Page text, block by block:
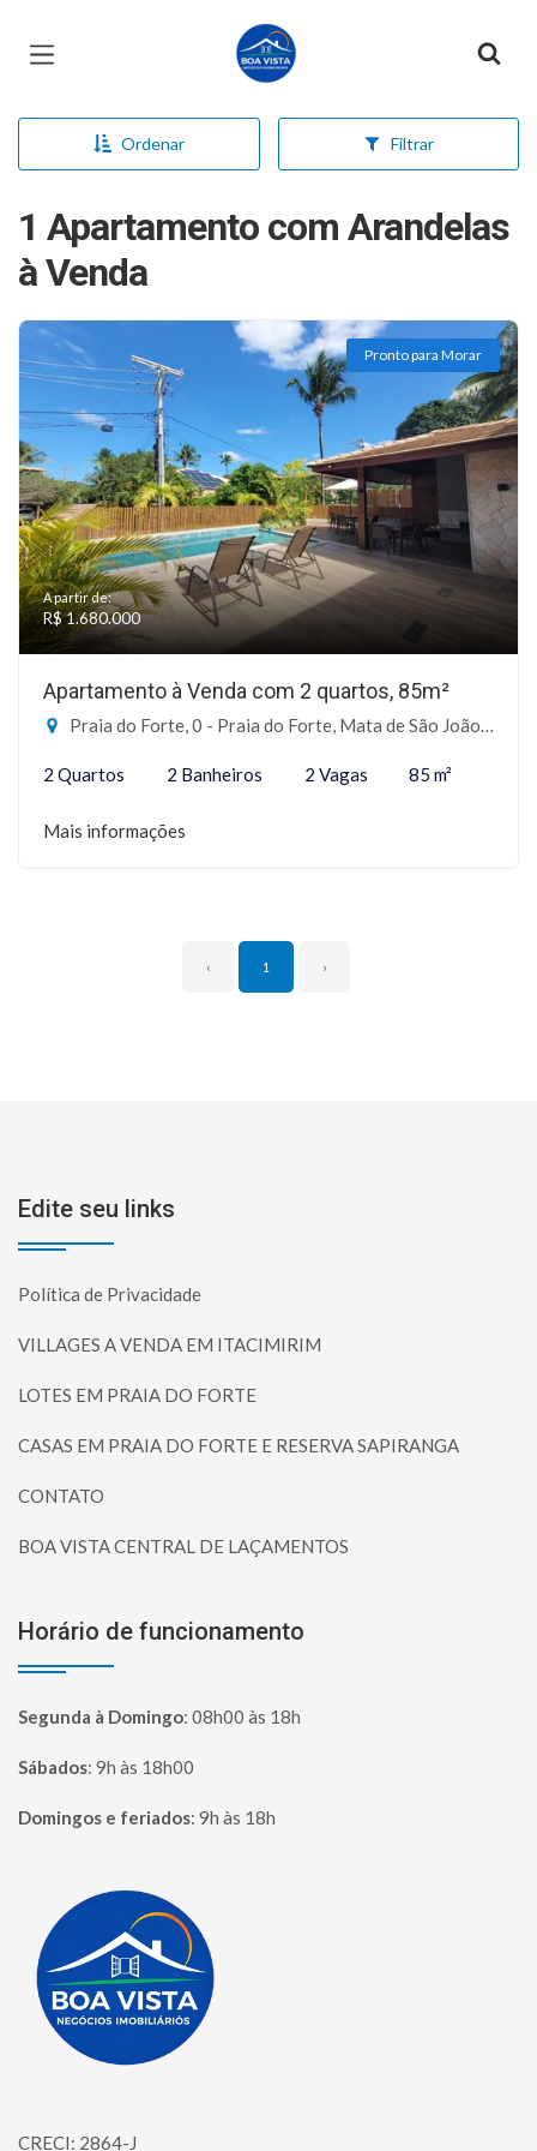
Página inicial
Ordenar Filtrar
1 Apartamento com Arandelas
à Venda
Pronto para Morar
A partir de:
R$ 1.680.000
Apartamento à Venda com 2 quartos, 85m²
Praia do Forte, 0 - Praia do Forte, Mata de São João-BA
2 Quartos 2 Banheiros 2 Vagas 85 m²
Mais informações
‹ 1 ›
Edite seu links
Política de Privacidade
VILLAGES A VENDA EM ITACIMIRIM
LOTES EM PRAIA DO FORTE
CASAS EM PRAIA DO FORTE E RESERVA SAPIRANGA
CONTATO
BOA VISTA CENTRAL DE LAÇAMENTOS
Horário de funcionamento
Segunda à Domingo: 08h00 às 18h
Sábados: 9h às 18h00
Domingos e feriados: 9h às 18h
Página inicial
CRECI: 2864-J